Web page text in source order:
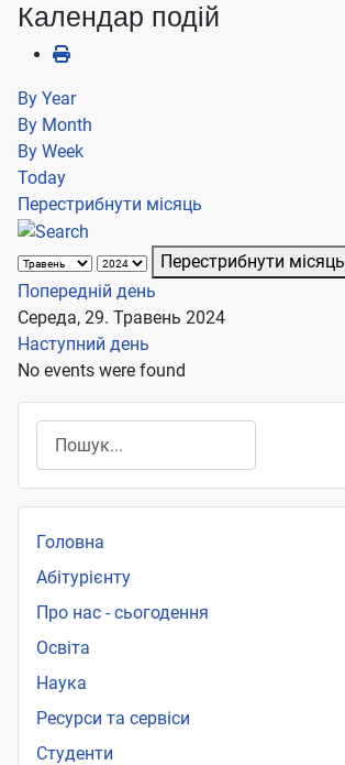
Календар подій
By Year
By Month
By Week
Today
Перестрибнути місяць
Перестрибнути місяць
Попередній день
Середа, 29. Травень 2024
Наступний день
No events were found
Головна
Абітурієнту
Про нас - сьогодення
Освіта
Наука
Ресурси та сервіси
Студенти